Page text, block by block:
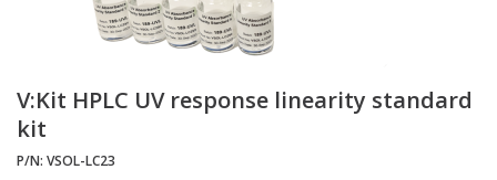
V:Kit HPLC UV response linearity standard
kit
P/N: VSOL-LC23